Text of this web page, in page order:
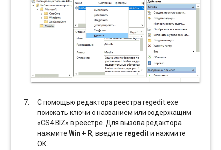
С помощью редактора реестра regedit.exe
поискать ключи с названием или содержащим
«CS4.BIZ» в реестре. Для вызова редактора
нажмитеWin + R, введите regedit и нажмите
ОК.